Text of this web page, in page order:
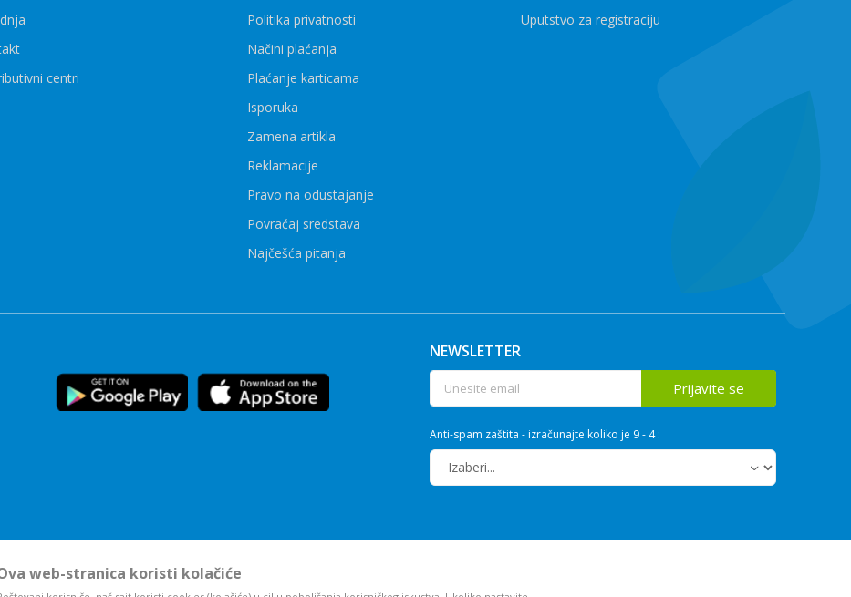
centri
Politika privatnosti
Načini plaćanja
Plaćanje karticama
Isporuka
Zamena artikla
Reklamacije
Pravo na odustajanje
Povraćaj sredstava
Najčešća pitanja
Uputstvo za registraciju
NEWSLETTER
Anti-spam zaštita - izračunajte koliko je 9 - 4 :
Prijavite se
web-stranica koristi kolačiće